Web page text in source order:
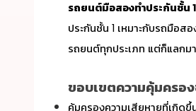
รถยนต์มือสองทำประกันชั้น
ประกันชั้น 1 เหมาะกับรถมือ
รถยนต์ทุกประเภท แต่ก็แลก
ขอบเขตความคุ้มครอ
คุ้มครองความเสียหายที่เกิด